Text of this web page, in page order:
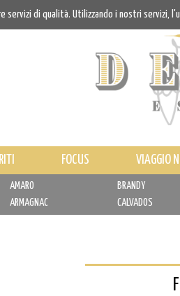
FOCUS VIAGGIO
AMARO
ARMAGNAC
BRANDY
CALVADOS
servizi di qualità. Utilizzando i nostri